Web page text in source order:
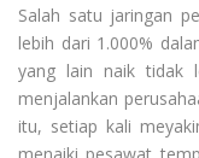
Salah satu jaringan
lebih dari 1.000%
yang lain naik tidak
menjalankan
itu, setiap kali